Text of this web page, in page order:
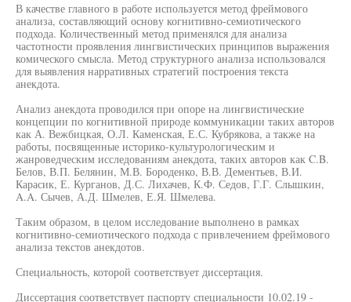
В качестве главного в работе используется метод фреймового
анализа, составляющий основу когнитивно-семиотического
подхода. Количественный метод применялся для анализа
частотности проявления лингвистических принципов выражения
комического смысла. Метод структурного анализа использовался
для выявления нарративных стратегий построения текста
анекдота.
Анализ анекдота проводился при опоре на лингвистические
концепции по когнитивной природе коммуникации таких авторов
как А. Вежбицкая, О.Л. Каменская, Е.С. Кубрякова, а также на
работы, посвященные историко-культурологическим и
жанроведческим исследованиям анекдота, таких авторов как C.B.
Белов, В.П. Белянин, М.В. Бороденко, В.В. Дементьев, В.И.
Карасик, Е. Курганов, Д.С. Лихачев, К.Ф. Седов, Г.Г. Слышкин,
A.A. Сычев, А.Д. Шмелев, Е.Я. Шмелева.
Таким образом, в целом исследование выполнено в рамках
когнитивно-семиотического подхода с привлечением фреймового
анализа текстов анекдотов.
Специальность, которой соответствует диссертация.
Диссертация соответствует паспорту специальности 10.02.19 -